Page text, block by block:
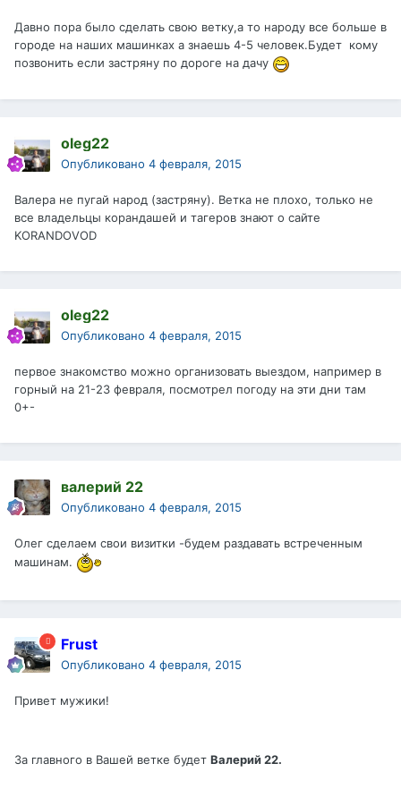
Давно пора было сделать свою ветку,а то народу все больше в
городе на наших машинках а знаешь 4-5 человек.Будет кому
позвонить если застряну по дороге на дачу
oleg22
Опубликовано 4 февраля, 2015
Валера не пугай народ (застряну). Ветка не плохо, только не
все владельцы корандашей и тагеров знают о сайте
KORANDOVOD
oleg22
Опубликовано 4 февраля, 2015
первое знакомство можно организовать выездом, например в
горный на 21-23 февраля, посмотрел погоду на эти дни там
0+-
валерий 22
Опубликовано 4 февраля, 2015
Олег сделаем свои визитки -будем раздавать встреченным
машинам.
Frust
Опубликовано 4 февраля, 2015
Привет мужики!
За главного в Вашей ветке будет Валерий 22.